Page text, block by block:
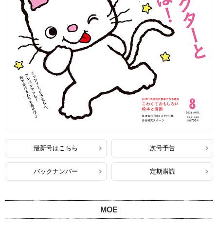
最新号はこちら 次号予告
バックナンバー 定期購読
MOE